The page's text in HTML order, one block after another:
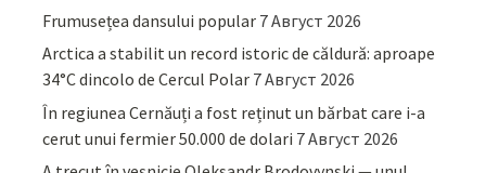
Frumusețea dansului popular 7 Август 2026
Arctica a stabilit un record istoric de căldură: aproape
34°C dincolo de Cercul Polar 7 Август 2026
În regiunea Cernăuți a fost reținut un bărbat care i-a
cerut unui fermier 50.000 de dolari 7 Август 2026